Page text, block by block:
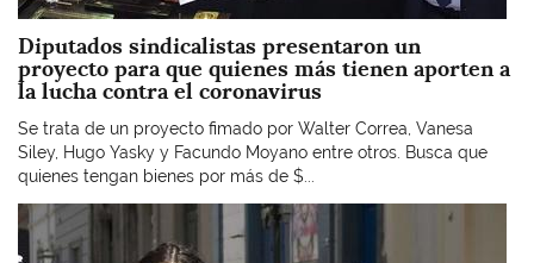
Diputados sindicalistas presentaron un
proyecto para que quienes más tienen aporten a
la lucha contra el coronavirus
Se trata de un proyecto fimado por Walter Correa, Vanesa
Siley, Hugo Yasky y Facundo Moyano entre otros. Busca que
quienes tengan bienes por más de $...
Imagen